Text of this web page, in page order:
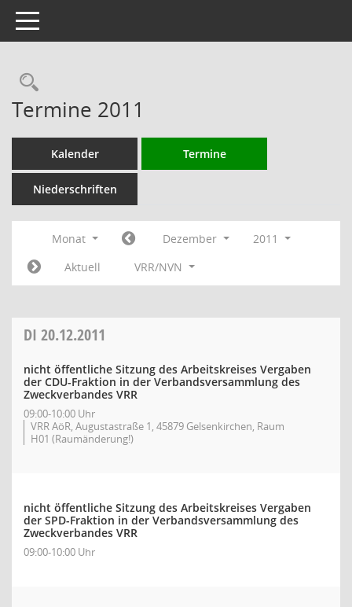
Toggle navigation
Rechercheauswahl
Termine 2011
Kalender Termine
Niederschriften
Monat Dezember
2011
Aktuell
VRR/NVN
DI 20.12.2011
nicht öffentliche Sitzung des Arbeitskreises Vergaben
der CDU-Fraktion in der Verbandsversammlung des
Zweckverbandes VRR
09:00-10:00 Uhr
VRR AöR, Augustastraße 1, 45879 Gelsenkirchen, Raum
H01 (Raumänderung!)
nicht öffentliche Sitzung des Arbeitskreises Vergaben
der SPD-Fraktion in der Verbandsversammlung des
Zweckverbandes VRR
09:00-10:00 Uhr